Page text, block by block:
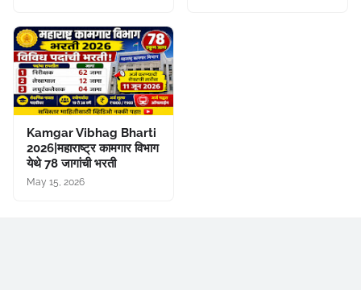
Kamgar Vibhag Bharti
2026|महाराष्ट्र कामगार विभाग
येथे 78 जागांची भरती
May 15, 2026